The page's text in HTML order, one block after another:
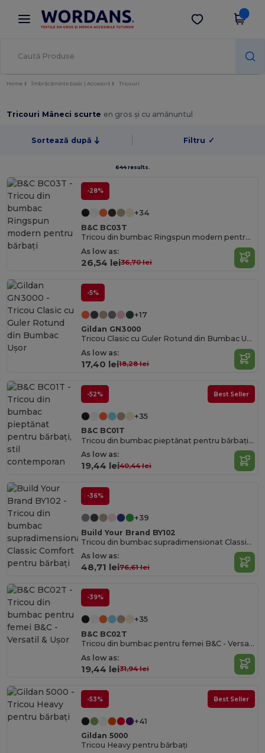
× Aplicația Wordans
Prețuri mai bune în aplicație!
Descarcă app
Home Îmbrăcăminte basic | Accesorii Tricouri
Tricouri Mâneci scurte en gros și cu amănuntul
Sortează după Filtru ✓
644 results.
-28%
+34
B&C BC03T
Tricou din bumbac Ringspun modern pentru bărbați
As low as:
26,54 lei36,70 lei
-5%
+17
Gildan GN3000
Tricou Clasic cu Guler Rotund din Bumbac Ușor
As low as:
17,40 lei18,28 lei
-52% Best Seller
+35
B&C BC01T
Tricou din bumbac pieptănat pentru bărbați, stil contemporan
As low as:
19,44 lei40,44 lei
-36%
+39
Build Your Brand BY102
Tricou din bumbac supradimensionat Classic Comfort pentru bărbați
As low as:
48,71 lei76,61 lei
-39%
+35
B&C BC02T
Tricou din bumbac pentru femei B&C - Versatil & Ușor
As low as:
19,44 lei31,94 lei
-53% Best Seller
+41
Gildan 5000
Tricou Heavy pentru bărbați